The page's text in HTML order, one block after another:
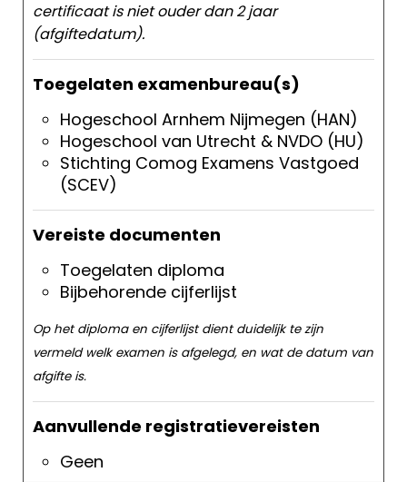
certificaat is niet ouder dan 2 jaar
(afgiftedatum).
Toegelaten examenbureau(s)
Hogeschool Arnhem Nijmegen (HAN)
Hogeschool van Utrecht & NVDO (HU)
Stichting Comog Examens Vastgoed
(SCEV)
Vereiste documenten
Toegelaten diploma
Bijbehorende cijferlijst
Op het diploma en cijferlijst dient duidelijk te zijn
vermeld welk examen is afgelegd, en wat de datum van
afgifte is.
Aanvullende registratievereisten
Geen